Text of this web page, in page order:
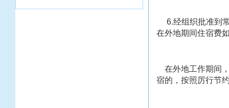
6.经组织批准到常
在外地期间住宿费
在外地工作期间
宿的，按照厉行节